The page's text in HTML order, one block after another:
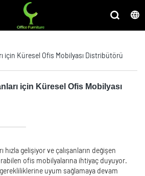
için Küresel Ofis Mobilyası Distribütörü
için Küresel Ofis Mobilyası
hızla gelişiyor ve çalışanların değişen
ofis mobilyalarına ihtiyaç duyuyor.
uyum sağlamaya devam